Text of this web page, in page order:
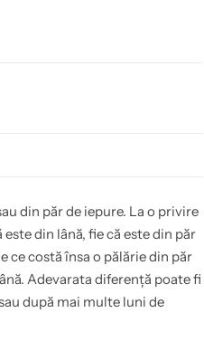
din păr de iepure. La o privire
din lână, fie că este din păr
ce costă însa o pălărie din păr
Adevarata diferență poate fi
după mai multe luni de